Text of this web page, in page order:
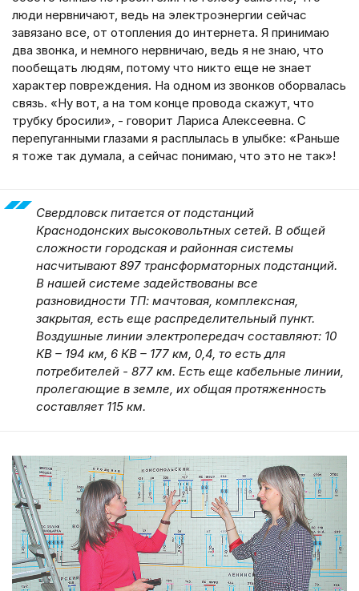
люди нервничают, ведь на электроэнергии сейчас
завязано все, от отопления до интернета. Я принимаю
два звонка, и немного нервничаю, ведь я не знаю, что
пообещать людям, потому что никто еще не знает
характер повреждения. На одном из звонков оборвалась
связь. «Ну вот, а на том конце провода скажут, что
трубку бросили», - говорит Лариса Алексеевна. С
перепуганными глазами я расплылась в улыбке: «Раньше
я тоже так думала, а сейчас понимаю, что это не так»!
Свердловск питается от подстанций
Краснодонских высоковольтных сетей. В общей
сложности городская и районная системы
насчитывают 897 трансформаторных подстанций.
В нашей системе задействованы все
разновидности ТП: мачтовая, комплексная,
закрытая, есть еще распределительный пункт.
Воздушные линии электропередач составляют: 10
КВ – 194 км, 6 КВ – 177 км, 0,4, то есть для
потребителей - 877 км. Есть еще кабельные линии,
пролегающие в земле, их общая протяженность
составляет 115 км.